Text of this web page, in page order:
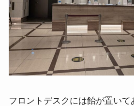
フロントデスクには飴が置いて